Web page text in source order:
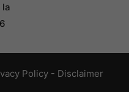
la
Policy - Disclaimer